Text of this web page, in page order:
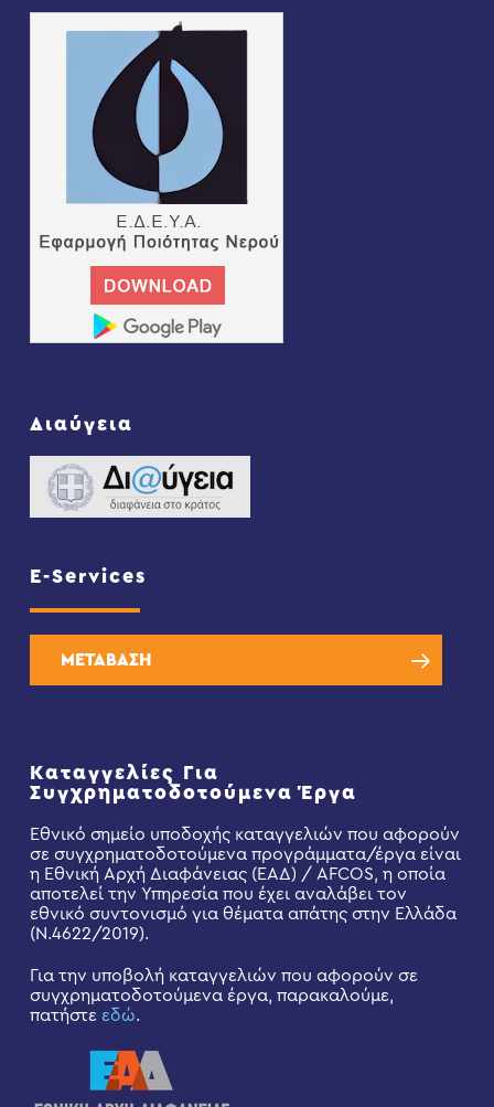
Διαύγεια
E-Services
ΜΕΤΑΒΑΣΗ
Καταγγελίες Για
Συγχρηματοδοτούμενα Έργα
Εθνικό σημείο υποδοχής καταγγελιών που αφορούν
σε συγχρηματοδοτούμενα προγράμματα/έργα είναι
η Εθνική Αρχή Διαφάνειας (ΕΑΔ) / AFCOS, η οποία
αποτελεί την Υπηρεσία που έχει αναλάβει τον
εθνικό συντονισμό για θέματα απάτης στην Ελλάδα
(Ν.4622/2019).
Για την υποβολή καταγγελιών που αφορούν σε
συγχρηματοδοτούμενα έργα, παρακαλούμε,
πατήστε εδώ.